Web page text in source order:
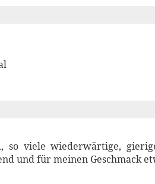
so viele wiederwärtige,
und für meinen Geschmack